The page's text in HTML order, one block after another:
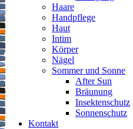
Haare
Handpflege
Haut
Intim
Körper
Nägel
Sommer und Sonne
After Sun
Bräunung
Insektenschutz
Sonnenschutz
Kontakt